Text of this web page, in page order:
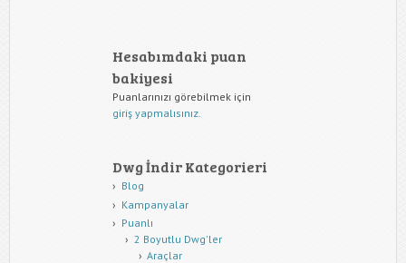
Hesabımdaki puan
bakiyesi
Puanlarınızı görebilmek için
giriş yapmalısınız.
Dwg İndir Kategorieri
Blog
Kampanyalar
Puanlı
2 Boyutlu Dwg'ler
Araçlar